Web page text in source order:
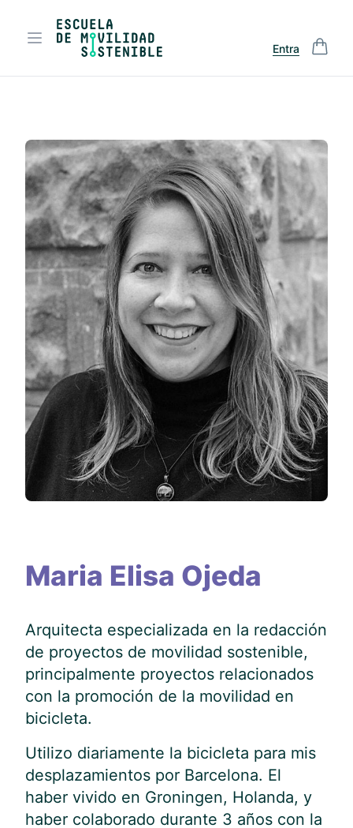
Entra
Maria Elisa Ojeda
Arquitecta especializada en la redacción
de proyectos de movilidad sostenible,
principalmente proyectos relacionados
con la promoción de la movilidad en
bicicleta.
Utilizo diariamente la bicicleta para mis
desplazamientos por Barcelona. El
haber vivido en Groningen, Holanda, y
haber colaborado durante 3 años con la